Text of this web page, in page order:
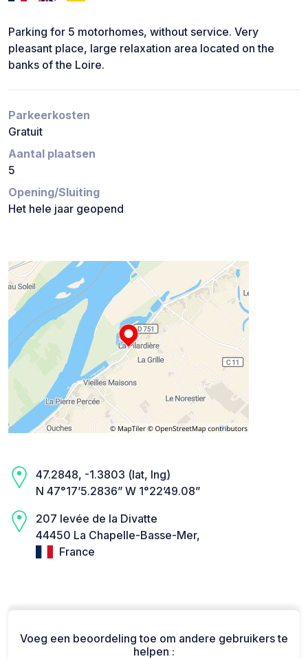
Parking for 5 motorhomes, without service. Very
pleasant place, large relaxation area located on the
banks of the Loire.
Parkeerkosten
Gratuit
Aantal plaatsen
5
Opening/Sluiting
Het hele jaar geopend
47.2848, -1.3803 (lat, lng)
N 47°17’5.2836” W 1°22’49.08”
207 levée de la Divatte
44450 La Chapelle-Basse-Mer,
France
Voeg een beoordeling toe om andere gebruikers te
helpen :